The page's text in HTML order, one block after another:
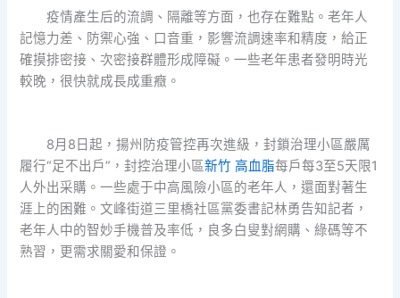
疫情產生后的流調、隔離等方面，也存在難點。老年人
記憶力差、防禦心強、口音重，影響流調速率和精度，給正
確摸排密接、次密接群體形成障礙。一些老年患者發明時光
較晚，很快就成長成重癥。
8月8日起，揚州防疫管控再次進級，封鎖治理小區嚴厲
履行“足不出戶”，封控治理小區新竹 高血脂每戶每3至5天限1
人外出采購。一些處于中高風險小區的老年人，還面對著生
涯上的困難。文峰街道三里橋社區黨委書記林勇告知記者，
老年人中的智妙手機普及率低，良多白叟對網購、綠碼等不
熟習，更需求關愛和保證。